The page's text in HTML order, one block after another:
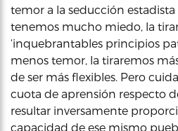
temor a la seducción
tenemos mucho miedo, la
‘inquebrantables principios
menos temor, la tiraremos
de ser más flexibles. Pero
cuota de aprensión respecto
resultar inversamente
capacidad de ese mismo